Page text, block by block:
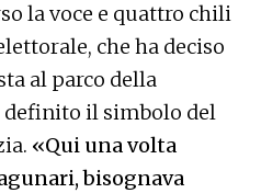
la voce e quattro chili
che ha deciso
al parco della
definito il simbolo del
«Qui una volta
bisognava